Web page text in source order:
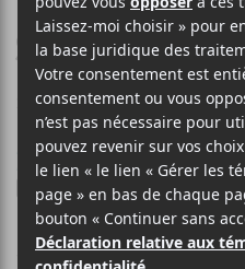
L'ISLE
Silences à la
24 AVRIL 2025
PARSIMÉON DUMONT
/ FRANCOPHONE
/ POP
F
A
C
E
T
W
I
T
P
A
R
T
Ariane Brunet, aliasL’Isle